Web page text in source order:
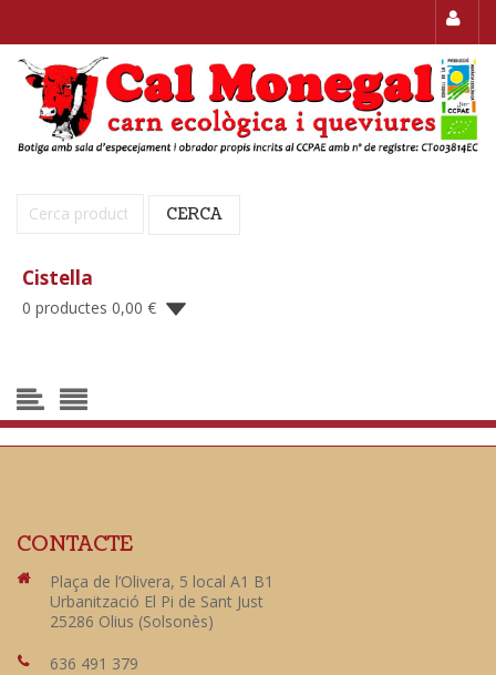
Cerca: CERCA
Cistella
0 productes 0,00 €
CONTACTE
Plaça de l’Olivera, 5 local A1 B1
Urbanització El Pi de Sant Just
25286 Olius (Solsonès)
636 491 379